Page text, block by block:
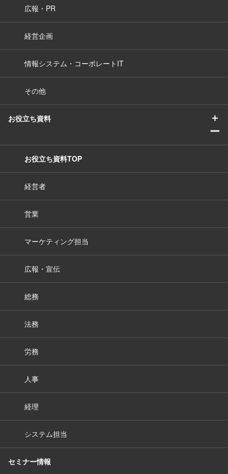
広報・PR
経営企画
情報システム・コーポレートIT
その他
お役立ち資料
＋
ー
お役立ち資料TOP
経営者
営業
マーケティング担当
広報・宣伝
総務
法務
労務
人事
経理
システム担当
セミナー情報